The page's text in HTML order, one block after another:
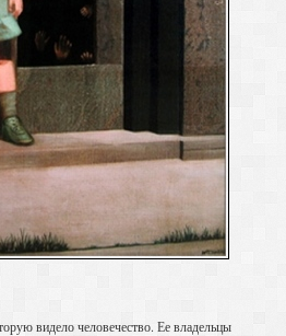
видело человечество. Ее владельцы